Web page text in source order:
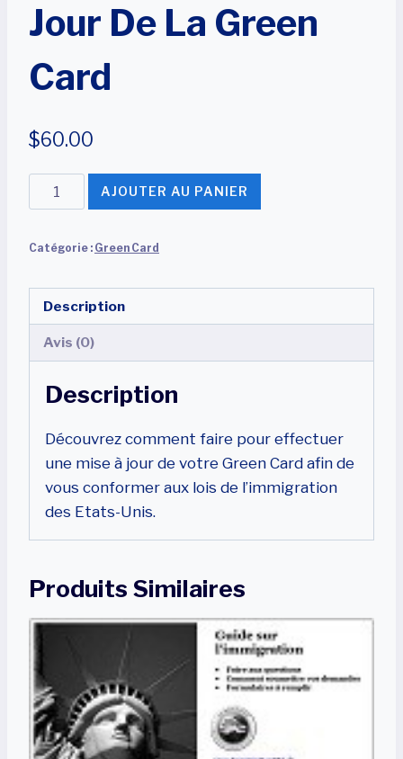
Jour De La Green
Card
$60.00
quantité
de
Mise
jour
de
Card
AJOUTER AU PANIER
Catégorie : Green Card
Description
Avis (0)
Description
Découvrez comment faire pour effectuer
une mise à jour de votre Green Card afin de
vous conformer aux lois de l’immigration
des Etats-Unis.
Produits Similaires